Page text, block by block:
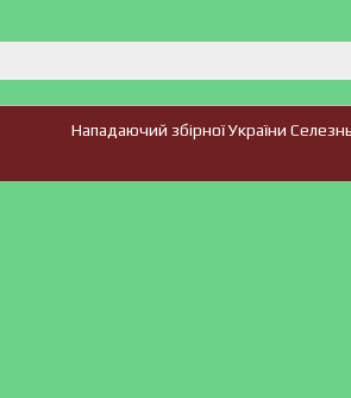
Нападаючий збірної України